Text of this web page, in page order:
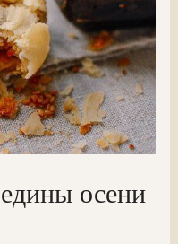
осени